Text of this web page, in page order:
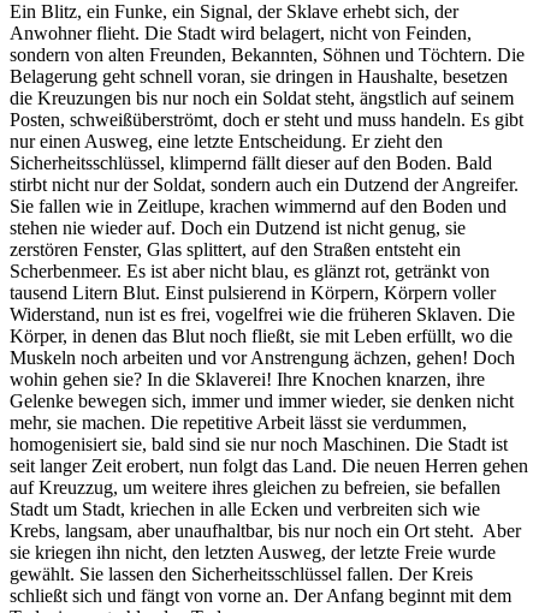
Ein Blitz, ein Funke, ein Signal, der Sklave erhebt sich, der
Anwohner flieht. Die Stadt wird belagert, nicht von Feinden,
sondern von alten Freunden, Bekannten, Söhnen und Töchtern. Die
Belagerung geht schnell voran, sie dringen in Haushalte, besetzen
die Kreuzungen bis nur noch ein Soldat steht, ängstlich auf seinem
Posten, schweißüberströmt, doch er steht und muss handeln. Es gibt
nur einen Ausweg, eine letzte Entscheidung. Er zieht den
Sicherheitsschlüssel, klimpernd fällt dieser auf den Boden. Bald
stirbt nicht nur der Soldat, sondern auch ein Dutzend der Angreifer.
Sie fallen wie in Zeitlupe, krachen wimmernd auf den Boden und
stehen nie wieder auf. Doch ein Dutzend ist nicht genug, sie
zerstören Fenster, Glas splittert, auf den Straßen entsteht ein
Scherbenmeer. Es ist aber nicht blau, es glänzt rot, getränkt von
tausend Litern Blut. Einst pulsierend in Körpern, Körpern voller
Widerstand, nun ist es frei, vogelfrei wie die früheren Sklaven. Die
Körper, in denen das Blut noch fließt, sie mit Leben erfüllt, wo die
Muskeln noch arbeiten und vor Anstrengung ächzen, gehen! Doch
wohin gehen sie? In die Sklaverei! Ihre Knochen knarzen, ihre
Gelenke bewegen sich, immer und immer wieder, sie denken nicht
mehr, sie machen. Die repetitive Arbeit lässt sie verdummen,
homogenisiert sie, bald sind sie nur noch Maschinen. Die Stadt ist
seit langer Zeit erobert, nun folgt das Land. Die neuen Herren gehen
auf Kreuzzug, um weitere ihres gleichen zu befreien, sie befallen
Stadt um Stadt, kriechen in alle Ecken und verbreiten sich wie
Krebs, langsam, aber unaufhaltbar, bis nur noch ein Ort steht. Aber
sie kriegen ihn nicht, den letzten Ausweg, der letzte Freie wurde
gewählt. Sie lassen den Sicherheitsschlüssel fallen. Der Kreis
schließt sich und fängt von vorne an. Der Anfang beginnt mit dem